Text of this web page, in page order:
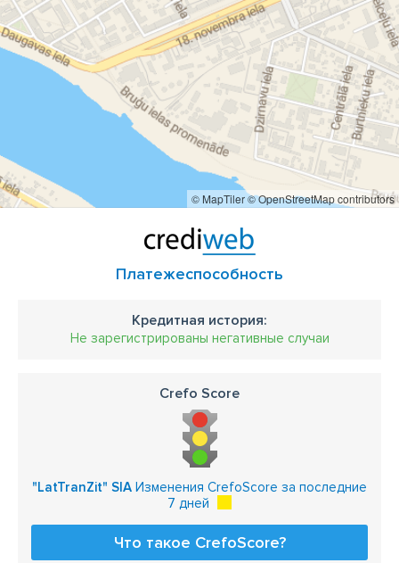
© MapTiler© OpenStreetMap contributors
Платежеспособность
Кредитная история:
Не зарегистрированы негативные случаи
Crefo Score
"LatTranZit" SIA Изменения CrefoScore за последние
7 дней
Что такое CrefoScore?